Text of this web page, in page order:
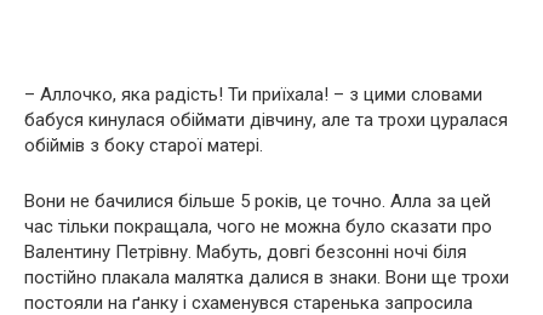
– Аллочко, яка радість! Ти приїхала! – з цими словами
бабуся кинулася обіймати дівчину, але та трохи цуралася
обіймів з боку старої матері.
Вони не бачилися більше 5 років, це точно. Алла за цей
час тільки покращала, чого не можна було сказати про
Валентину Петрівну. Мабуть, довгі безсонні ночі біля
постійно плакала малятка далися в знаки. Вони ще трохи
постояли на ґанку і схаменувся старенька запросила